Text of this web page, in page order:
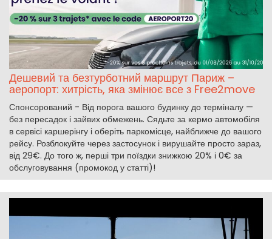
Дешевий та безтурботний маршрут Париж –
аеропорт: хитрість, яка змінює все з Free2move
Спонсорований - Від порога вашого будинку до терміналу —
без пересадок і зайвих обмежень. Сядьте за кермо автомобіля
в сервісі каршерінгу і оберіть паркомісце, найближче до вашого
рейсу. Розблокуйте через застосунок і вирушайте просто зараз,
від 29€. До того ж, перші три поїздки знижкою 20% і 0€ за
обслуговування (промокод у статті)!